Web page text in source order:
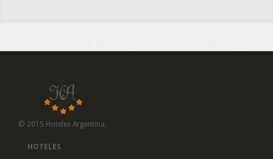
© 2015 Hoteles Argentina.
HOTELES